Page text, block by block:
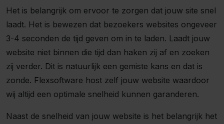
Het is belangrijk om ervoor te zorgen dat jouw site snel
laadt. Het is bewezen dat bezoekers websites ongeveer
3-4 seconden de tijd geven om in te laden. Laadt jouw
website niet binnen die tijd dan haken zij af en zoeken
zij verder. Dit is natuurlijk een gemiste kans en dat is
zonde. Flexsoftware host zelf jouw website waardoor
wij altijd een optimale snelheid kunnen garanderen.
Naast de snelheid van jouw website is het belangrijk het